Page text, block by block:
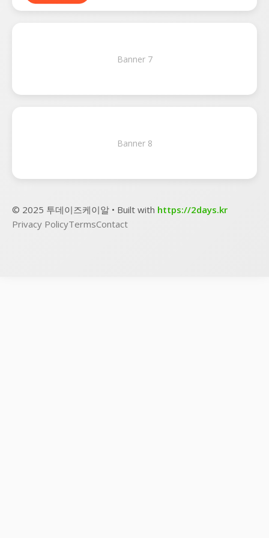
Banner 7
Banner 8
© 2025 투데이즈케이알 • Built with https://2days.kr
Privacy PolicyTermsContact